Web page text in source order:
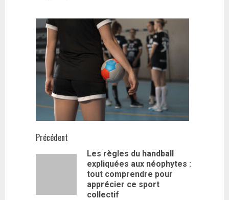
Navigation
d’article
Précédent
Les règles du handball
expliquées aux néophytes :
tout comprendre pour
apprécier ce sport
collectif